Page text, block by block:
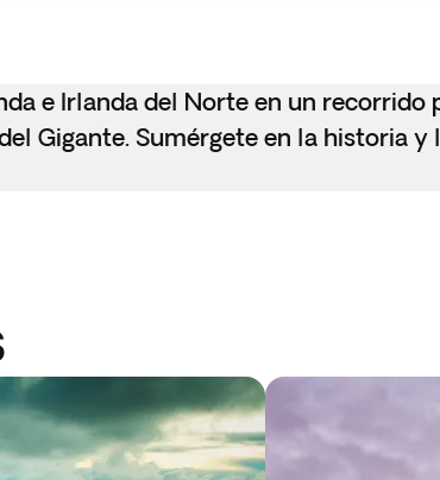
e Irlanda del Norte en un
Gigante. Sumérgete en la historia